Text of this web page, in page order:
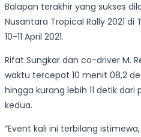
Balapan terakhir yang sukses
Nusantara Tropical Rally 2021
10-11 April 2021.
Rifat Sungkar dan co-driver M.
waktu tercepat 10 menit 08,2
hingga kurang lebih 11 detik
kedua.
“Event kali ini terbilang